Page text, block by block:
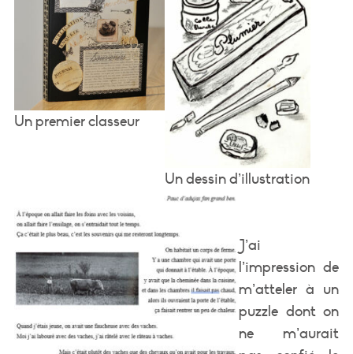
Un premier classeur
Un dessin d’illustration
J’ai
l’impression de
m’atteler à un
puzzle dont on
ne m’aurait